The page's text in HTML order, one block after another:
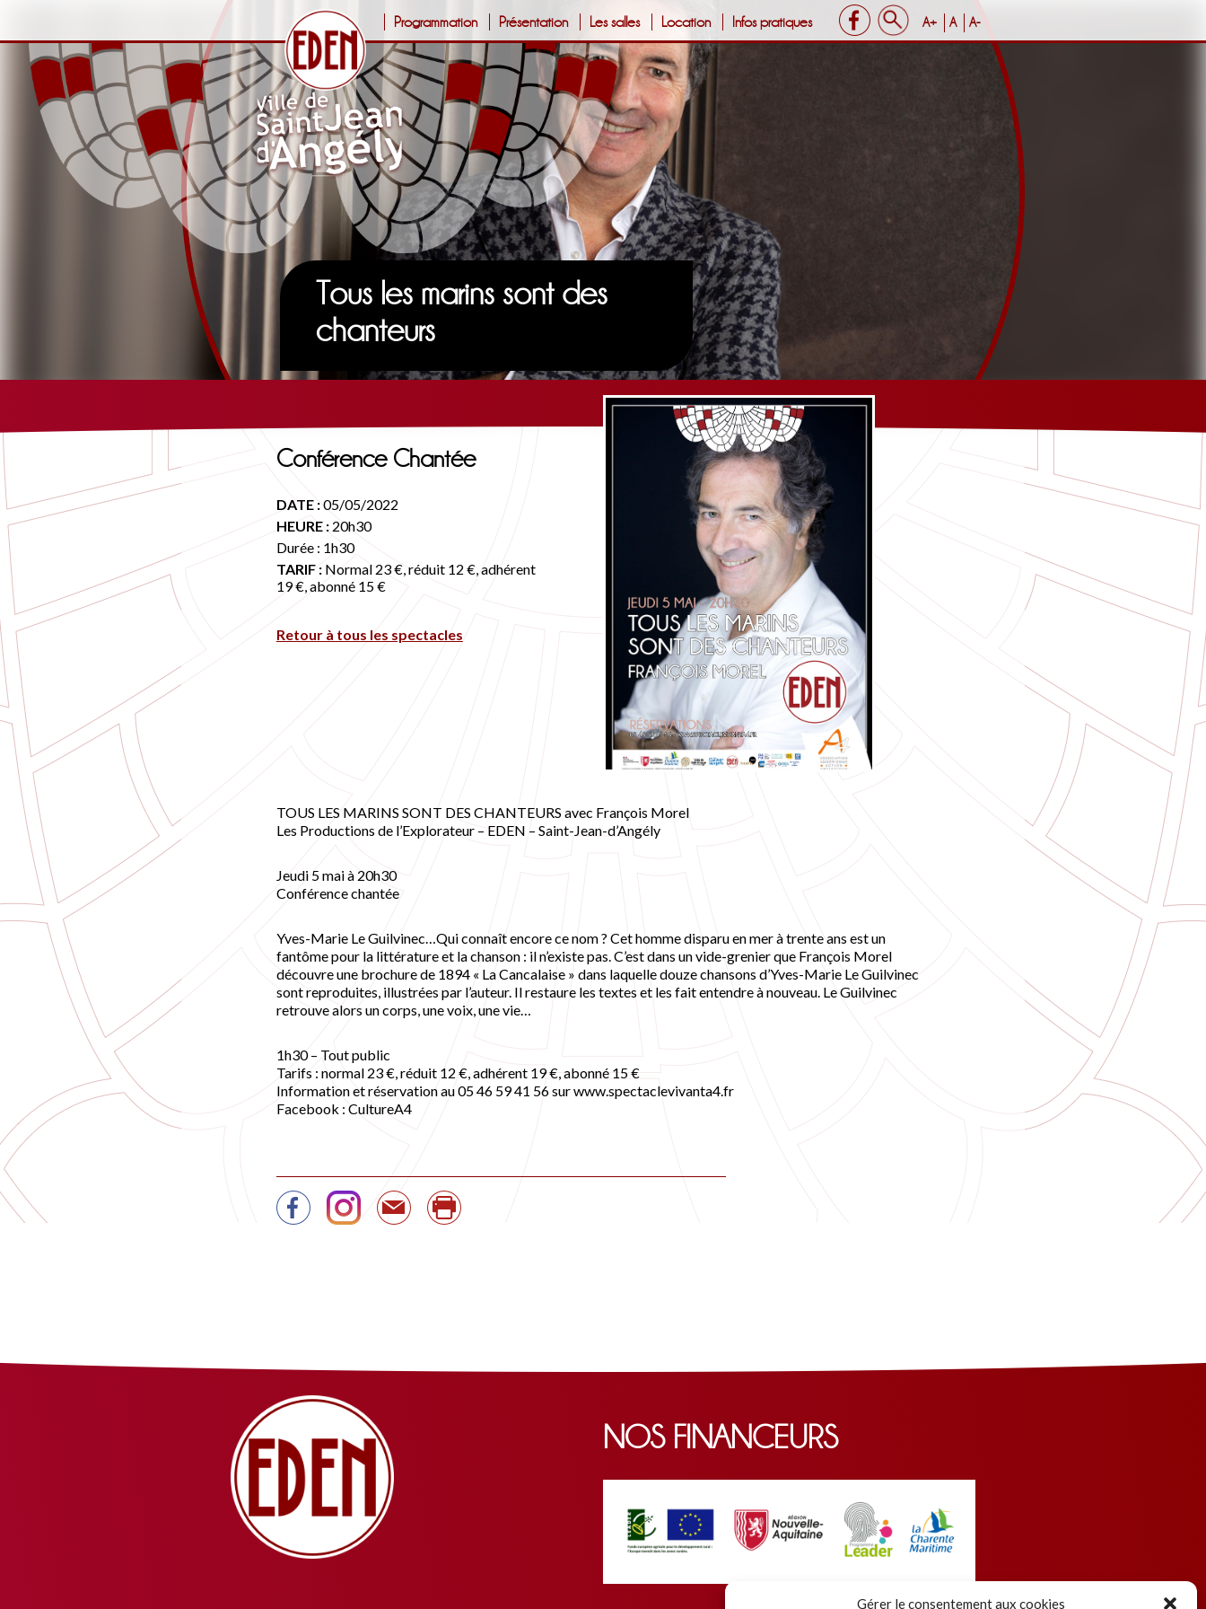
Gérer le consentement aux cookies
Programmation Présentation Les salles Location Infos pratiques A+ A A-
Tous les marins sont des
chanteurs
Conférence Chantée
DATE :05/05/2022
HEURE :20h30
Durée : 1h30
TARIF :Normal 23 €, réduit 12 €, adhérent
19 €, abonné 15 €
Retour à tous les spectacles
TOUS LES MARINS SONT DES CHANTEURS avec François Morel
Les Productions de l’Explorateur – EDEN – Saint-Jean-d’Angély
Jeudi 5 mai à 20h30
Conférence chantée
Yves-Marie Le Guilvinec…Qui connaît encore ce nom ? Cet homme disparu en mer à trente ans est un
fantôme pour la littérature et la chanson : il n’existe pas. C’est dans un vide-grenier que François Morel
découvre une brochure de 1894 « La Cancalaise » dans laquelle douze chansons d’Yves-Marie Le Guilvinec
sont reproduites, illustrées par l’auteur. Il restaure les textes et les fait entendre à nouveau. Le Guilvinec
retrouve alors un corps, une voix, une vie…
1h30 – Tout public
Tarifs : normal 23 €, réduit 12 €, adhérent 19 €, abonné 15 €
Information et réservation au 05 46 59 41 56 sur www.spectaclevivanta4.fr
Facebook : CultureA4
NOS FINANCEURS